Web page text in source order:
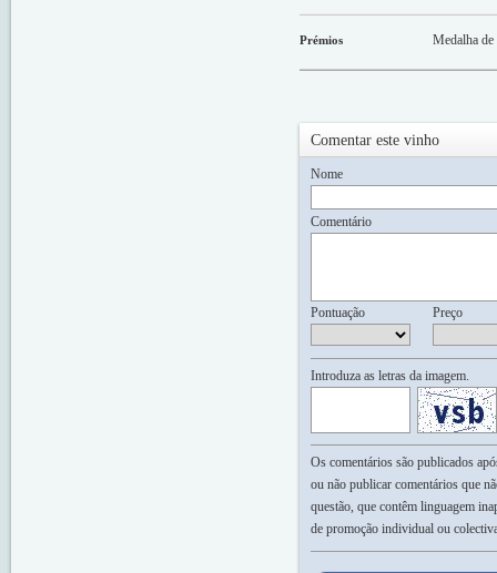
Prémios Medalha
Comentar este vinho
Nome
Comentário
Pontuação Preço
Introduza as letras da imagem.
Os comentários são publicados
ou não publicar comentários que
questão, que contêm linguagem
de promoção individual ou